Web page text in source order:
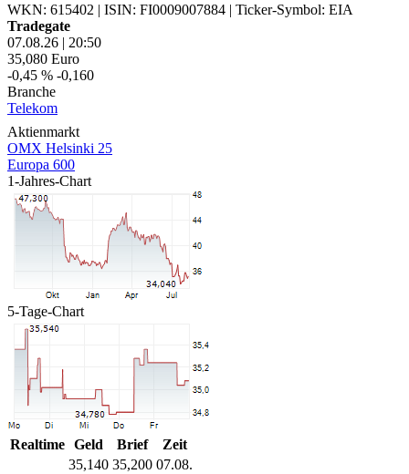
WKN: 615402 | ISIN: FI0009007884 | Ticker-Symbol: EIA
Tradegate
07.08.26 | 20:50
35,080 Euro
-0,45 % -0,160
Branche
Telekom
Aktienmarkt
OMX Helsinki 25
Europa 600
1-Jahres-Chart
5-Tage-Chart
Realtime Geld Brief
Zeit
35,140 35,200 07.08.